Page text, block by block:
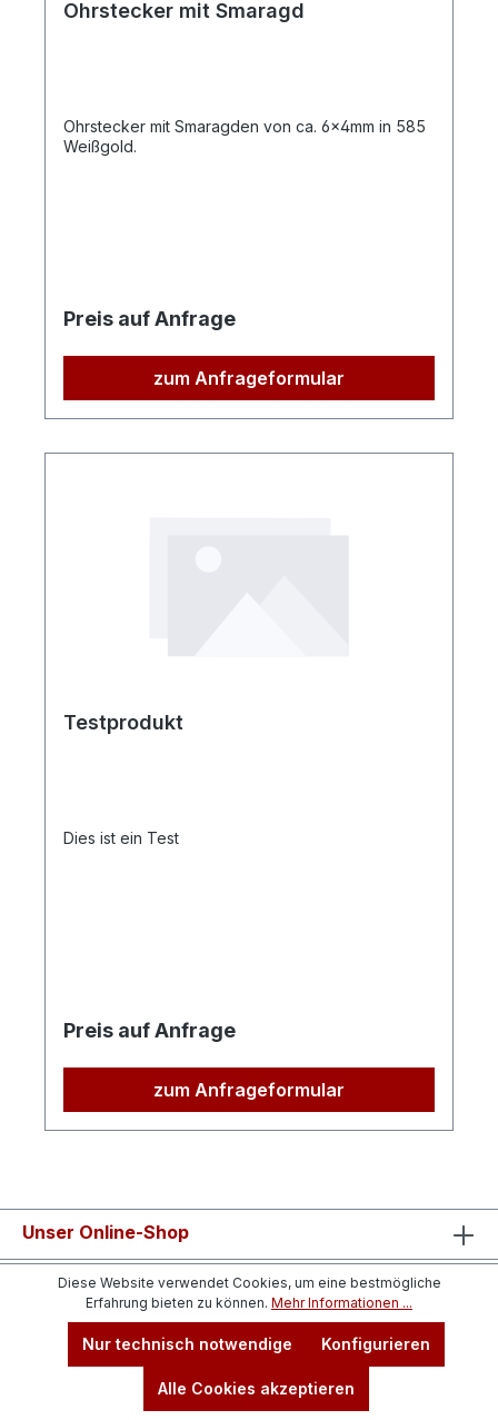
Ohrstecker mit Smaragd
Ohrstecker mit Smaragden von ca. 6x4mm in 585
Weißgold.
Preis auf Anfrage
zum Anfrageformular
Testprodukt
Dies ist ein Test
Preis auf Anfrage
zum Anfrageformular
Unser Online-Shop
Informationen
Diese Website verwendet Cookies, um eine bestmögliche
Erfahrung bieten zu können. Mehr Informationen ...
Nur technisch notwendige Konfigurieren
Alle Cookies akzeptieren